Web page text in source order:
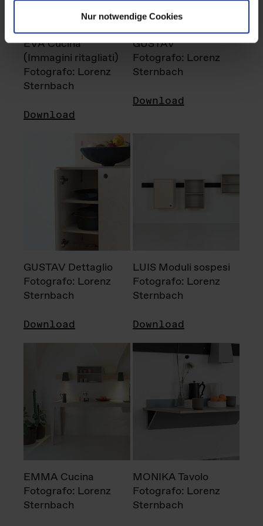
Nur notwendige Cookies
EVA Cucina
(Immagini ritagliati)
Fotografo: Lorenz
Sternbach
Download
GUSTAV
Fotografo: Lorenz
Sternbach
Download
GUSTAV Dettaglio
Fotografo: Lorenz
Sternbach
Download
LUIS Moduli sospesi
Fotografo: Lorenz
Sternbach
Download
EMMA Cucina
Fotografo: Lorenz
Sternbach
MONIKA Tavolo
Fotografo: Lorenz
Sternbach